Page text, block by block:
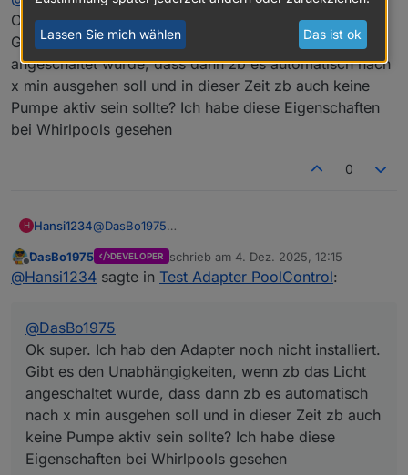
Ideen, welche da z.B. nicht aufgeführt sind.
Hallo. Ideen und Anregung am besten hier im
Forum posten. Unabhängig davon, wie aktuell die
Auflistung auf github ist. Geht hab selber ist aber
auf einem relativ aktuellem Stand.
Ok super. Ich hab den Adapter noch nicht installiert.
Gibt es den Unabhängigkeiten, wenn zb das Licht
angeschaltet wurde, dass dann zb es automatisch nach
x min ausgehen soll und in dieser Zeit zb auch keine
Pumpe aktiv sein sollte? Ich habe diese Eigenschaften
bei Whirlpools gesehen
0
H Hansi1234@DasBo1975
Gibt es den Unabhängigkeiten, wenn zb das Licht
angeschaltet wurde, dass dann zb es automatisch
Eigenschaften bei Whirlpools gesehen
Offline
DasBo1975 DEVELOPER schrieb am 4. Dez. 2025, 12:15
zuletzt editiert von
@Hansi1234 sagte in Test Adapter PoolControl:
@DasBo1975
Ok super. Ich hab den Adapter noch nicht installiert.
Gibt es den Unabhängigkeiten, wenn zb das Licht
angeschaltet wurde, dass dann zb es automatisch
nach x min ausgehen soll und in dieser Zeit zb auch
keine Pumpe aktiv sein sollte? Ich habe diese
Eigenschaften bei Whirlpools gesehen
Lassen Sie mich wählen Das ist ok